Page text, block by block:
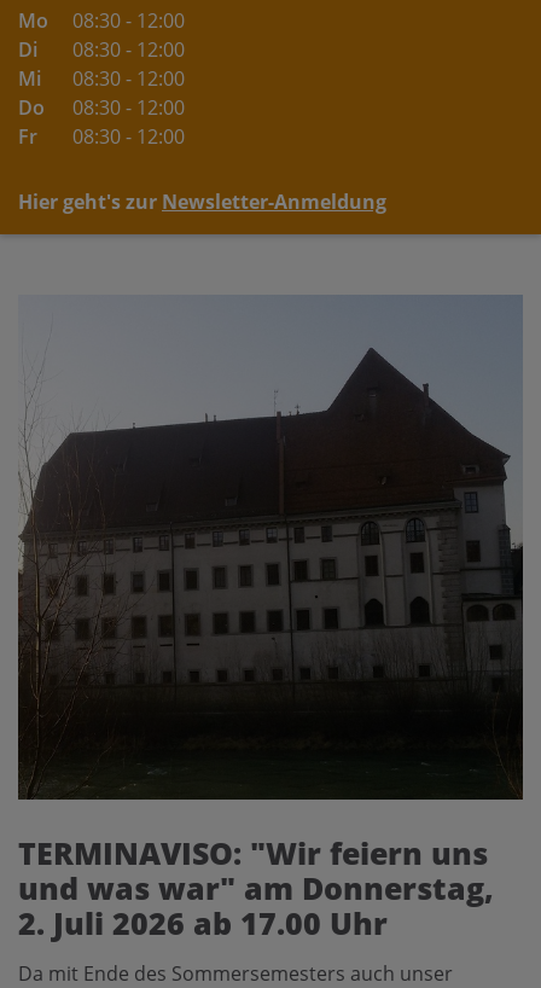
Mo
08:30 - 12:00
Di
08:30 - 12:00
Mi
08:30 - 12:00
Do
08:30 - 12:00
Fr
08:30 - 12:00
Hier geht's zur Newsletter-Anmeldung
TERMINAVISO: "Wir feiern uns
und was war" am Donnerstag,
2. Juli 2026 ab 17.00 Uhr
Da mit Ende des Sommersemesters auch unser